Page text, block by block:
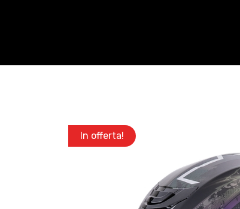
In offerta!